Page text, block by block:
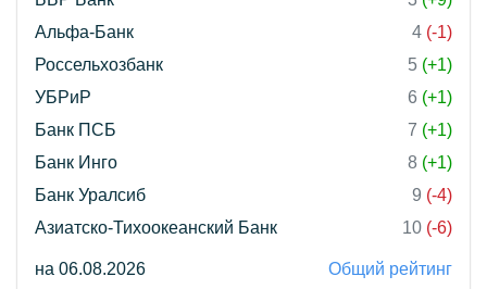
Альфа-Банк
4 (-1)
Россельхозбанк
5 (+1)
УБРиР
6 (+1)
Банк ПСБ
7 (+1)
Банк Инго
8 (+1)
Банк Уралсиб
9 (-4)
Азиатско-Тихоокеанский Банк
10 (-6)
на 06.08.2026 Общий рейтинг